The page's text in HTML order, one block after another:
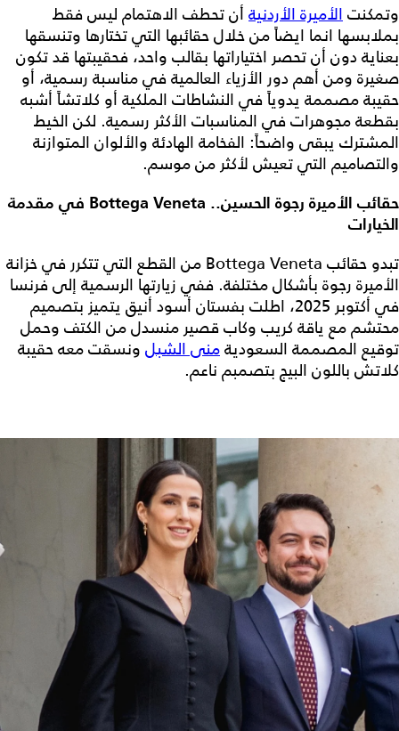
وتمكنتالأميرة الأردنية أن تحطف الاهتمام ليس فقط
بملابسها انما ايضاً من خلال حقائبها التي تختارها وتنسقها
بعناية دون أن تحصر اختياراتها بقالب واحد، فحقيبتها قد تكون
صغيرة ومن أهم دور الأزياء العالمية في مناسبة رسمية، أو
حقيبة مصممة يدوياً في النشاطات الملكية أو كلاتشاً أشبه
بقطعة مجوهرات في المناسبات الأكثر رسمية. لكن الخيط
المشترك يبقى واضحاً: الفخامة الهادئة والألوان المتوازنة
والتصاميم التي تعيش لأكثر من موسم.
حقائب الأميرة رجوة الحسين.. Bottega Veneta في مقدمة
الخيارات
تبدو حقائب Bottega Veneta من القطع التي تتكرر في خزانة
الأميرة رجوة بأشكال مختلفة. ففي زيارتها الرسمية إلى فرنسا
في أكتوبر 2025، اطلت بفستان أسود أنيق يتميز بتصميم
محتشم مع ياقة كريب وكاب قصير منسدل من الكتف وحمل
توقيع المصممة السعوديةمنى الشبل ونسقت معه حقيبة
كلاتش باللون البيج بتصمبم ناعم.